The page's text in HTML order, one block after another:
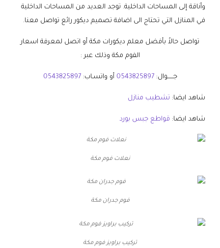
وأناقة إلى المساحات الداخلية. توجد العديد من المساحات الداخلية
في المنازل التي تحتاج الى اضافة تصميم ديكور رائع تواصل معنا.
تواصل حالاً بأفضل معلم ديكورات مكة أو اتصل لمعرفة اسعار
الفوم مكة وذلك عبر :
جــــــوال:0543825897 أو واتسـاب:0543825897
شاهد ايضا: تشطيب منازل
شاهد ايضا: قواطع جبس بورد
نعلات فوم مكة
فوم جدران مكة
تركيب براويز فوم مكة